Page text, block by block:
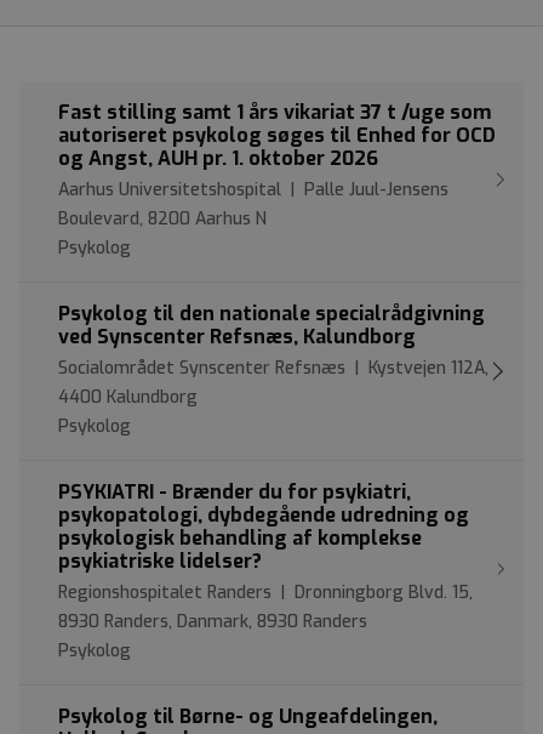
Fast stilling samt 1 års vikariat 37 t /uge som
autoriseret psykolog søges til Enhed for OCD
og Angst, AUH pr. 1. oktober 2026
Aarhus Universitetshospital | Palle Juul-Jensens
Boulevard, 8200 Aarhus N
Psykolog
Psykolog til den nationale specialrådgivning
ved Synscenter Refsnæs, Kalundborg
Socialområdet Synscenter Refsnæs | Kystvejen 112A,
4400 Kalundborg
Psykolog
PSYKIATRI - Brænder du for psykiatri,
psykopatologi, dybdegående udredning og
psykologisk behandling af komplekse
psykiatriske lidelser?
Regionshospitalet Randers | Dronningborg Blvd. 15,
8930 Randers, Danmark, 8930 Randers
Psykolog
Psykolog til Børne- og Ungeafdelingen,